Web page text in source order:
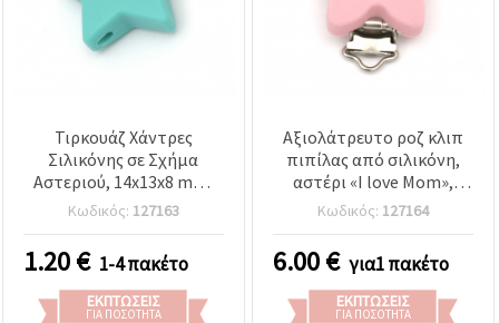
Τιρκουάζ Χάντρες
Σιλικόνης σε Σχήμα
Αστεριού, 14x13x8 mm,
Τρύπα 2,5 mm,
Συσκευασία 2 τεμ. – για
Κοσμήματα, Βραχιόλια,
Αξεσουάρ Μωρού &
Διακόσμηση
Κωδικός: 127163
1.20€ 1-4 πακέτο
ΕΚΠΤΏΣΕΙΣ
ΓΙΑ ΠΟΣΌΤΗΤΑ
Αξιολάτρευτο ροζ κλιπ
πιπίλας από σιλικόνη,
αστέρι «I love Mom»,
45x39x18 mm – Μοναδικό
βρεφικό αξεσουάρ για
φροντίδα & δημιουργικές
DIY κατασκευές
Κωδικός: 127164
6.00€ για1 πακέτο
ΕΚΠΤΏΣΕΙΣ
ΓΙΑ ΠΟΣΌΤΗΤΑ